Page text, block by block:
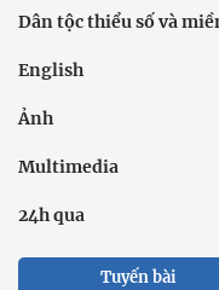
Dân tộc thiểu số và
English
Ảnh
Multimedia
24h qua
Tuyến bài